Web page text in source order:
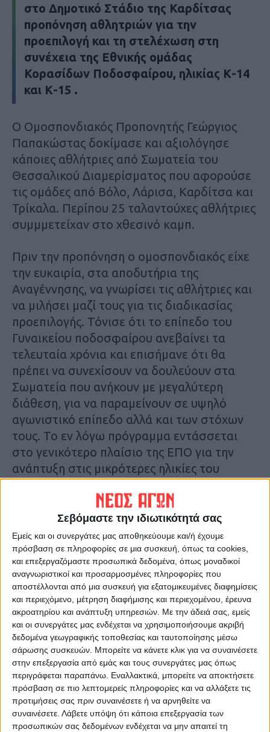
Σεβόμαστε την ιδιωτικότητά σας
Εμείς και οι συνεργάτες μας αποθηκεύουμε και/ή έχουμε
πρόσβαση σε πληροφορίες σε μια συσκευή, όπως τα cookies,
και επεξεργαζόμαστε προσωπικά δεδομένα, όπως μοναδικοί
αναγνωριστικοί και προσαρμοσμένες πληροφορίες που
αποστέλλονται από μια συσκευή για εξατομικευμένες διαφημίσεις
και περιεχόμενο, μέτρηση διαφήμισης και περιεχομένου, έρευνα
ακροατηρίου και ανάπτυξη υπηρεσιών. Με την άδειά σας, εμείς
και οι συνεργάτες μας ενδέχεται να χρησιμοποιήσουμε ακριβή
δεδομένα γεωγραφικής τοποθεσίας και ταυτοποίησης μέσω
σάρωσης συσκευών. Μπορείτε να κάνετε κλικ για να συναινέσετε
στην επεξεργασία από εμάς και τους συνεργάτες μας όπως
περιγράφεται παραπάνω. Εναλλακτικά, μπορείτε να αποκτήσετε
πρόσβαση σε πιο λεπτομερείς πληροφορίες και να αλλάξετε τις
προτιμήσεις σας πριν συναινέσετε ή να αρνηθείτε να
συναινέσετε. Λάβετε υπόψη ότι κάποια επεξεργασία των
προσωπικών σας δεδομένων ενδέχεται να μην απαιτεί τη
στο Δημοτικό Στάδιο της Καρδίτσας
προπόνηση αθλητριών για την
προεπιλογή και τη στελέχωση στη
συνέχεια της Εθνικής ομάδας
Κορασίδων Ποδοσφαίρου, ηλικίας Κ-14
και Κ-15 .
Ο Ομοσπονδιακός Προπονητής Γεώργιος
Παπακώστας δοκίμασε και αξιολόγησε
κάποιες αθλήτριες από Σωματεία του
Θεσσαλικού Διαμερίσματος που αφορούσε
τις ομάδες από Βόλο, Λάρισα, Καρδίτσα και
Τρίκαλα. Περίπου 25 ταλαντούχες αθλήτριες
συμμμετείχαν στο χθεσινό καμπ.
Πριν την προπόνηση ο ομοσπονδιακός είχε
την ευκαιρία, στα αποδυτήρια της
Αναγέννησης, να γνωρίσει τις αθλήτριες και
να μιλήσει μαζί τους για τις διαδικασίας
προεπιλογής. Τόνισε ότι το επίπεδο του
Γυναικείου ποδοσφαίρου ανεβαίνει τα
τελευταία χρόνια και επισήμανε ότι θα
πρέπει να συνεχίσουν να δουλεύουν στα
Σωματεία που ανήκουν με μεγαλύτερη
διάθεση, για να παραμείνουν σε υψηλό
αγωνιστικό επίπεδο αλλά και των στόχων
τους. Το εν λόγω πρόγραμμα εντάσσεται
στο γενικότερο πλαίσιο της ΕΠΟ για την
ανάπτυξη στις μικρότερες ηλικίες του
Το παρών χθες στο Στάδιο έδωσαν επίσης:
ο Προπονητής των Ελπίδων Καρδίτσας
Τάκης Κουτσονάσιος με κάποιες από τις
αθλήτριες της ομάδας και της Ακαδημίας
του συλλόγου, με επικεφαλής την υπεύθυνη
της Ακαδημίας κ. Μαρία Κόγγουλη, ο Γεν.
Γραμματέας της ΕΠΣΚ Γιώργος Κρανής,
Προπονητές και γονείς των αθλητριών.